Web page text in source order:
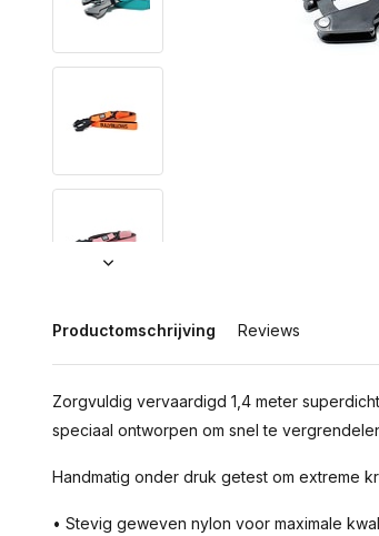
Productomschrijving Reviews
Zorgvuldig vervaardigd 1,4 meter
speciaal ontworpen om snel te
Handmatig onder druk getest om extreme
• Stevig geweven nylon voor maximale